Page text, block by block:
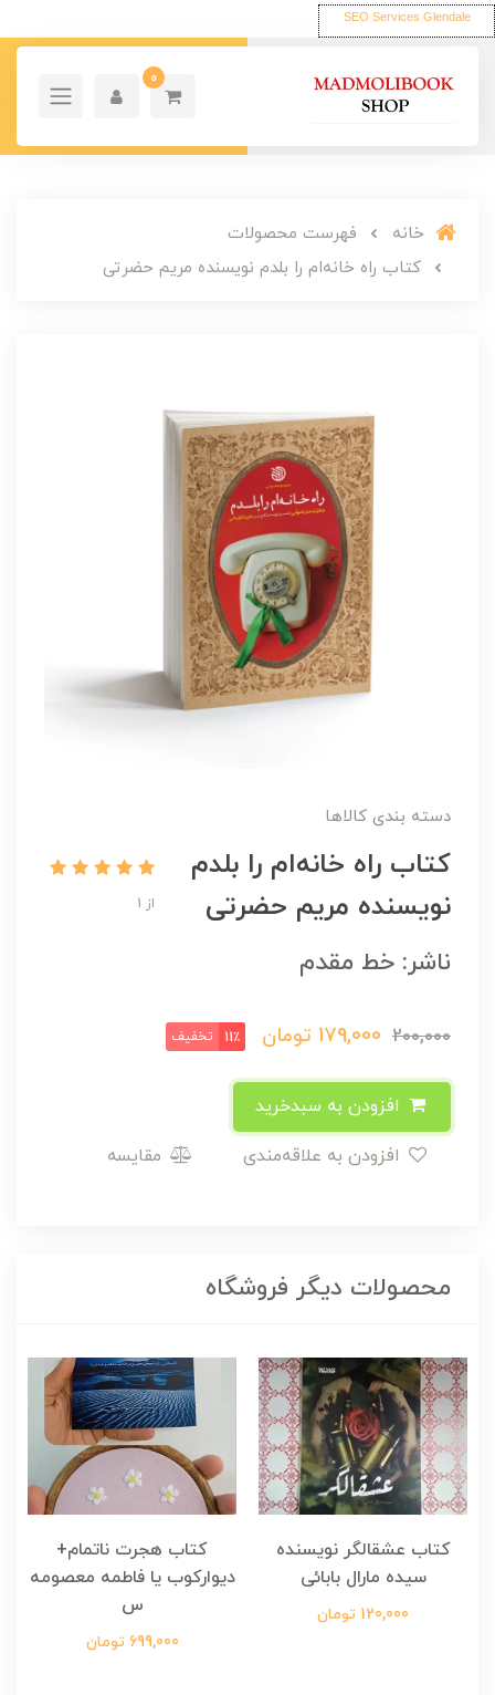
SEO Services Glendale
0
خانه
فهرست محصولات
کتاب راه خانه‌ام را بلدم نویسنده مریم حضرتی
دسته بندی کالاها
کتاب راه خانه‌ام را بلدم
نویسنده مریم حضرتی
از 1
ناشر: خط مقدم
200,000
179,000 تومان 11٪ تخفیف
مقایسه
محصولات دیگر فروشگاه
کتاب عشقالگر نویسنده
سیده مارال بابائی
120,000 تومان
کتاب هجرت ناتمام+
دیوارکوب یا فاطمه معصومه
س
699,000 تومان